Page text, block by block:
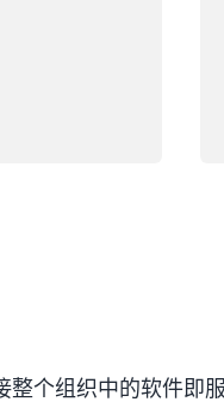
整个组织中的软件即